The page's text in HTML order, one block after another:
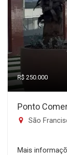
R$ 250.000
Ponto
São
Mais